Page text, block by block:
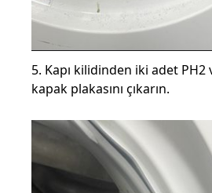
5. Kapı kilidinden iki adet PH2
kapak plakasını çıkarın.